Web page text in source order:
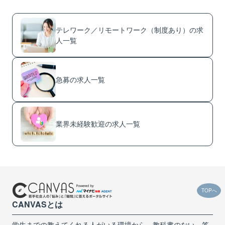
テレワーク／リモートワーク（制度あり）の求
人一覧
急募の求人一覧
業界未経験歓迎の求人一覧
TOPへ
CANVASとは